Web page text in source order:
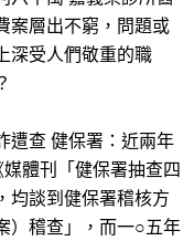
案層出不窮，問題或
深受人們敬重的職
遭查 健保署：近兩年
體刊「健保署抽查四
均談到健保署稽核方
）稽查」，而一○五年